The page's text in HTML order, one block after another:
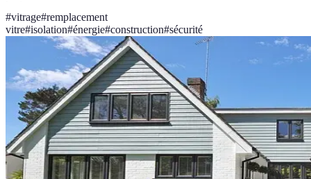
#vitrage#remplacement
vitre#isolation#énergie#construction#sécurité